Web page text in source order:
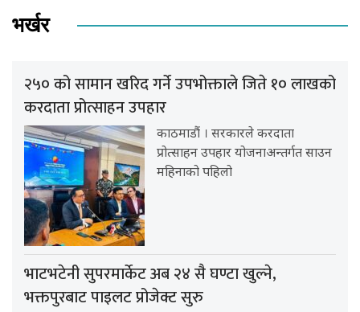
भर्खर
२५० को सामान खरिद गर्ने उपभोक्ताले जिते १० लाखको
करदाता प्रोत्साहन उपहार
काठमाडौं । सरकारले करदाता
प्रोत्साहन उपहार योजनाअन्तर्गत साउन
महिनाको पहिलो
भाटभटेनी सुपरमार्केट अब २४ सै घण्टा खुल्ने,
भक्तपुरबाट पाइलट प्रोजेक्ट सुरु